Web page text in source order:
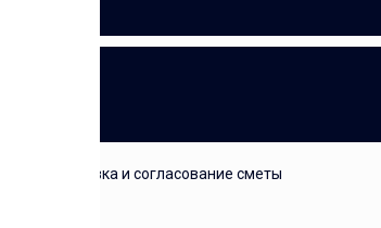
подготовка и согласование сметы